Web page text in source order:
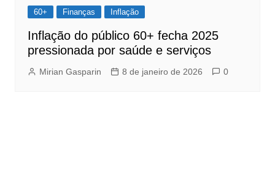
60+ Finanças Inflação
Inflação do público 60+ fecha 2025
pressionada por saúde e serviços
Mirian Gasparin 8 de janeiro de 2026 0